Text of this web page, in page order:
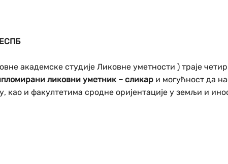
академске студије Ликовне уметности ) траје
ликовни уметник – сликар и могућност да
као и факултетима сродне оријентације у земљи и